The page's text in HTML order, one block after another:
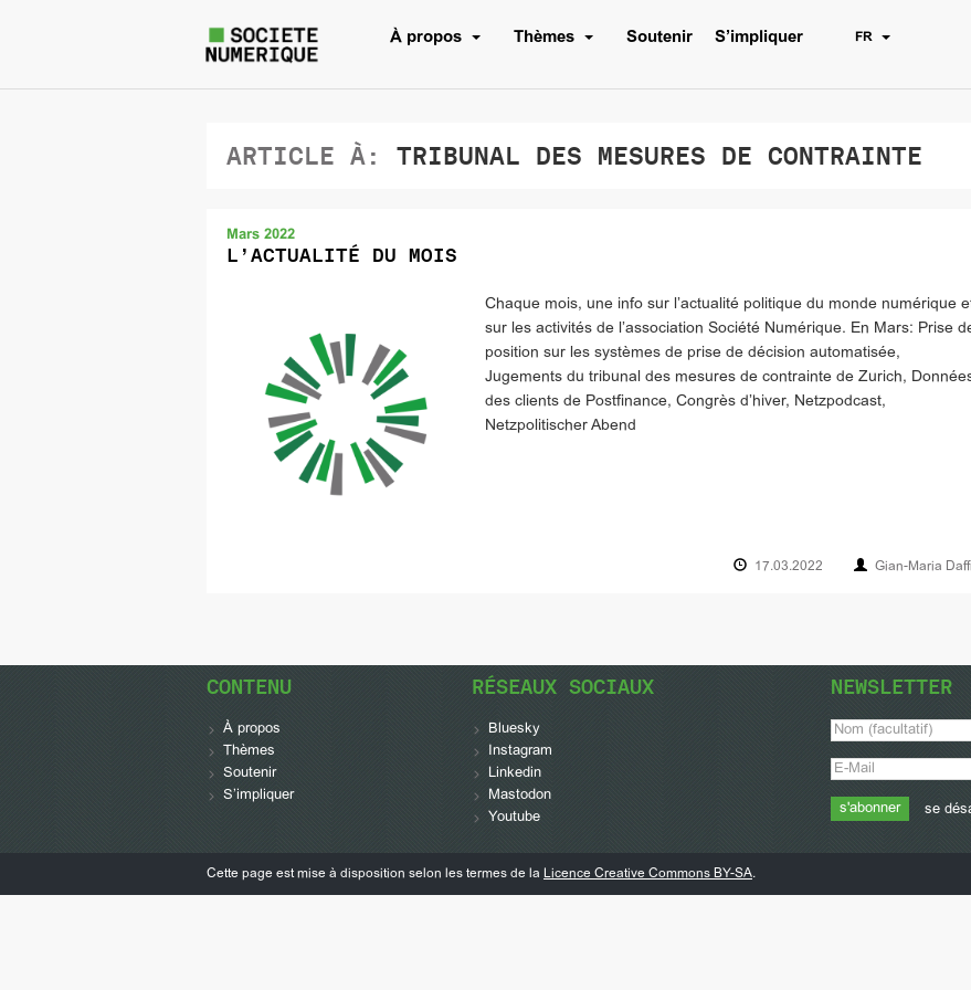
À propos Thèmes Soutenir S’impliquer FR
ARTICLE À: TRIBUNAL DES MESURES DE CONTRAINTE
Mars 2022
L’ACTUALITÉ DU MOIS
Chaque mois, une info sur l’actualité politique du monde numérique
sur les activités de l’association Société Numérique. En Mars: Prise
position sur les systèmes de prise de décision automatisée,
Jugements du tribunal des mesures de contrainte de Zurich,
des clients de Postfinance, Congrès d’hiver, Netzpodcast,
Netzpolitischer Abend
17.03.2022 Gian-Maria
CONTENU
À propos
Thèmes
Soutenir
S’impliquer
RÉSEAUX SOCIAUX
Bluesky
Instagram
Linkedin
Mastodon
Youtube
NEWSLETTER
se
Cette page est mise à disposition selon les termes de la Licence Creative Commons BY-SA.